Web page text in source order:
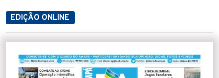
EDIÇÃO ONLINE